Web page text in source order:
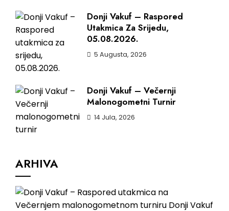
Donji Vakuf – Raspored
Utakmica Za Srijedu,
05.08.2026.
5 Augusta, 2026
Donji Vakuf – Večernji
Malonogometni Turnir
14 Jula, 2026
ARHIVA